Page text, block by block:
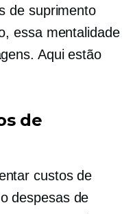
de suprimento
essa mentalidade
Aqui estão
de
custos de
despesas de